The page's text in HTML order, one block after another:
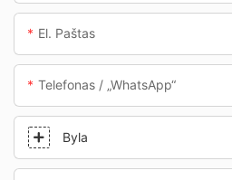
El. Paštas
Telefonas / „WhatsApp“
Byla